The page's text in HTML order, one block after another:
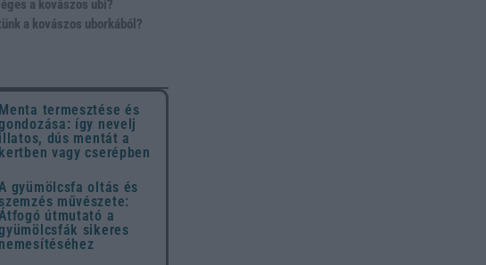
a kovászos ubi?
a kovászos uborkából?
Menta termesztése és
így nevelj
illatos, dús mentát a
kertben vagy cserépben
A gyümölcsfa oltás és
szemzés művészete:
Átfogó útmutató a
sikeres
nemesítéséhez